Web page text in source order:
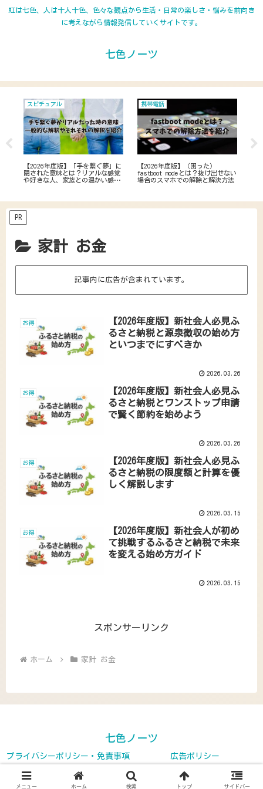
虹は七色、人は十人十色、色々な観点から生活・日常の楽しさ・悩みを前向き
に考えながら情報発信していくサイトです。
七色ノーツ
スピチュアル
【2026年度版】「手を繋ぐ夢」に
隠された意味とは？リアルな感覚
や好きな人、家族との温かい感触
携帯電話
【2026年度版】（困った）
fastboot modeとは？抜け出せない
場合のスマホでの解除と解決方法
PR
家計 お金
記事内に広告が含まれています。
お得
【2026年度版】新社会人必見ふ
るさと納税と源泉徴収の始め方
といつまでにすべきか
2026.03.26
お得
【2026年度版】新社会人必見ふ
るさと納税とワンストップ申請
で賢く節約を始めよう
2026.03.26
お得
【2026年度版】新社会人必見ふ
るさと納税の限度額と計算を優
しく解説します
2026.03.15
お得
【2026年度版】新社会人が初め
て挑戦するふるさと納税で未来
を変える始め方ガイド
2026.03.15
スポンサーリンク
ホーム 家計 お金
七色ノーツ
プライバシーポリシー・免責事項 広告ポリシー
Copyright © 2024-2026 七色ノーツ All Rights Reserved.
メニュー ホーム 検索 トップ サイドバー